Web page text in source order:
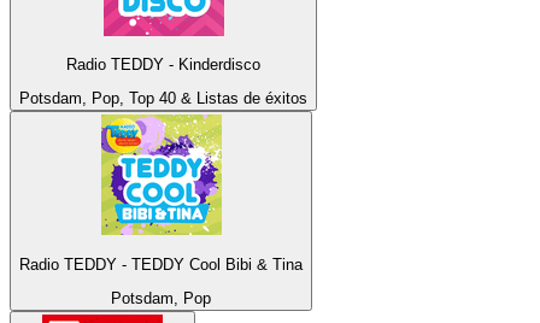
Radio TEDDY - Kinderdisco
Potsdam, Pop, Top 40 & Listas de éxitos
Radio TEDDY - TEDDY Cool Bibi & Tina
Potsdam, Pop